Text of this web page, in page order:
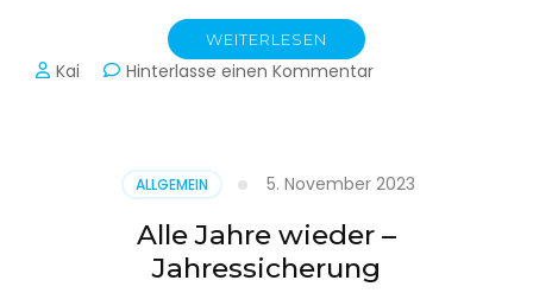
WEITERLESEN
Kai Hinterlasse einen Kommentarzu
ALLGEMEIN 5. November 2023
Alle Jahre wieder –
Jahressicherung